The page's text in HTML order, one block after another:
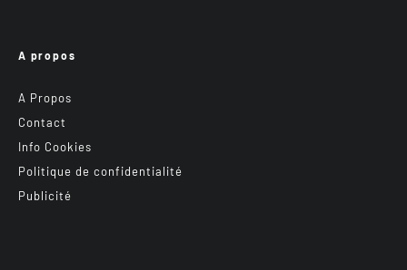
A propos
A Propos
Contact
Info Cookies
Politique de confidentialité
Publicité